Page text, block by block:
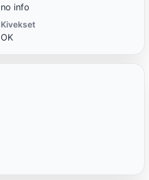
no info
Kivekset
OK